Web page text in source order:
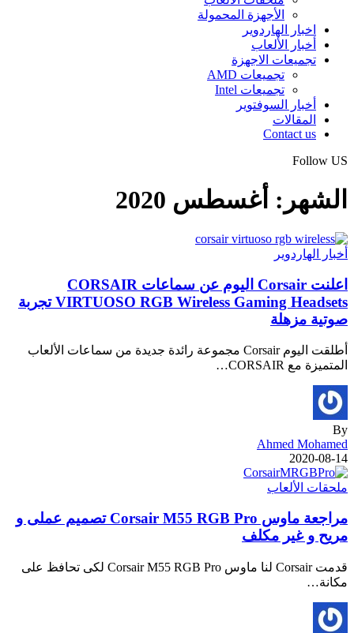
الأجهزة المحمولة
اخبار الهاردوير
أخبار الألعاب
تجميعات الاجهزة
تجميعات AMD
تجميعات Intel
أخبار السوفتوير
المقالات
Contact us
Follow US
الشهر: أغسطس 2020
أخبار الهاردوير
اعلنت Corsair اليوم عن سماعات CORSAIR
VIRTUOSO RGB Wireless Gaming Headsets تجربة
صوتية مزهلة
أطلقت اليوم Corsair مجموعة رائدة جديدة من سماعات الألعاب
المتميزة مع CORSAIR…
By
Ahmed Mohamed
2020-08-14
ملحقات الألعاب
مراجعة ماوس Corsair M55 RGB Pro تصميم عملى و
مريح و غير مكلف
قدمت Corsair لنا ماوس Corsair M55 RGB Pro لكى تحافظ على
مكانة…